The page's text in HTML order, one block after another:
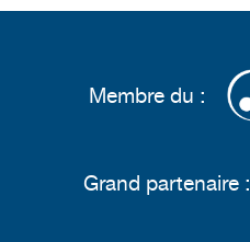
Membre du :
Grand partenaire :